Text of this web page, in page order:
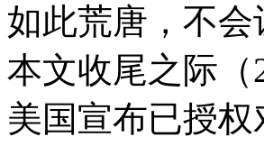
如此荒唐，不
本文收尾之际（
美国宣布已授